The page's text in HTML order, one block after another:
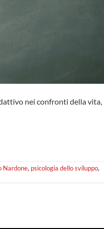
nei confronti della vita,
Nardone, psicologia dello sviluppo,